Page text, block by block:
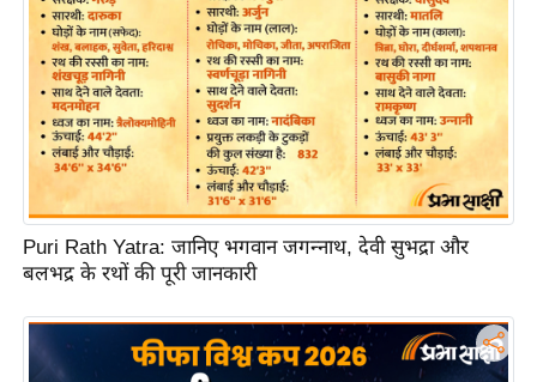
आ
.
चा
प
र
मी
Puri Rath Yatra: जानिए भगवान जगन्नाथ, देवी सुभद्रा और
बलभद्र के रथों की पूरी जानकारी